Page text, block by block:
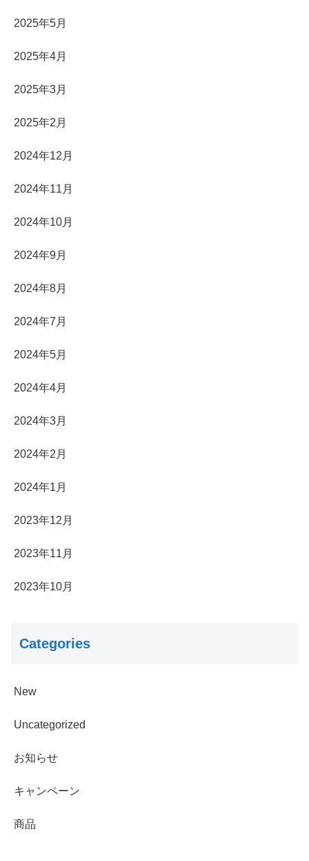
2025年5月
2025年4月
2025年3月
2025年2月
2024年12月
2024年11月
2024年10月
2024年9月
2024年8月
2024年7月
2024年5月
2024年4月
2024年3月
2024年2月
2024年1月
2023年12月
2023年11月
2023年10月
Categories
New
Uncategorized
お知らせ
キャンペーン
商品